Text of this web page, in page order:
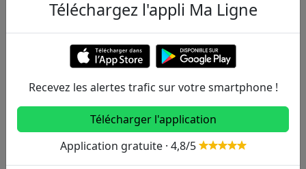
RER
B C D E
Transilien
J K L N
Téléchargez l'appli Ma Ligne
Recevez les alertes trafic sur votre smartphone !
Télécharger l'application
Application gratuite · 4,8/5